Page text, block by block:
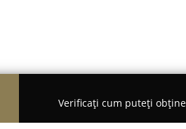
Verificați cum puteți